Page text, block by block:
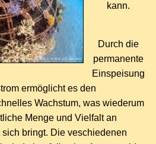
kann.
Durch die
permanente
Einspeisung
ermöglicht es den
Wachstum, was wiederum
Menge und Vielfalt an
bringt. Die veschiedenen